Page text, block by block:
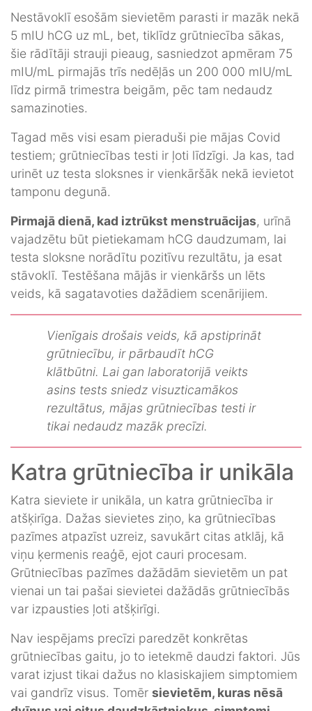
Nestāvoklī esošām sievietēm parasti ir mazāk nekā
5 mIU hCG uz mL, bet, tiklīdz grūtniecība sākas,
šie rādītāji strauji pieaug, sasniedzot apmēram 75
mIU/mL pirmajās trīs nedēļās un 200 000 mIU/mL
līdz pirmā trimestra beigām, pēc tam nedaudz
samazinoties.
Tagad mēs visi esam pieraduši pie mājas Covid
testiem; grūtniecības testi ir ļoti līdzīgi. Ja kas, tad
urinēt uz testa sloksnes ir vienkāršāk nekā ievietot
tamponu degunā.
Pirmajā dienā, kad iztrūkst menstruācijas, urīnā
vajadzētu būt pietiekamam hCG daudzumam, lai
testa sloksne norādītu pozitīvu rezultātu, ja esat
stāvoklī. Testēšana mājās ir vienkāršs un lēts
veids, kā sagatavoties dažādiem scenārijiem.
Vienīgais drošais veids, kā apstiprināt
grūtniecību, ir pārbaudīt hCG
klātbūtni. Lai gan laboratorijā veikts
asins tests sniedz visuzticamākos
rezultātus, mājas grūtniecības testi ir
tikai nedaudz mazāk precīzi.
Katra grūtniecība ir unikāla
Katra sieviete ir unikāla, un katra grūtniecība ir
atšķirīga. Dažas sievietes ziņo, ka grūtniecības
pazīmes atpazīst uzreiz, savukārt citas atklāj, kā
viņu ķermenis reaģē, ejot cauri procesam.
Grūtniecības pazīmes dažādām sievietēm un pat
vienai un tai pašai sievietei dažādās grūtniecībās
var izpausties ļoti atšķirīgi.
Nav iespējams precīzi paredzēt konkrētas
grūtniecības gaitu, jo to ietekmē daudzi faktori. Jūs
varat izjust tikai dažus no klasiskajiem simptomiem
vai gandrīz visus. Tomēr sievietēm, kuras nēsā